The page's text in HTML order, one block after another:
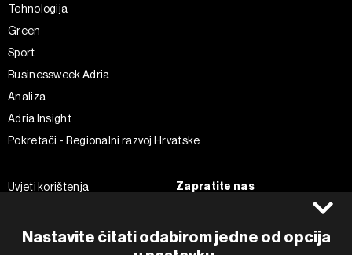
Nastavite čitati odabirom jedne od opcija
Tehnologija
Green
Sport
Businessweek Adria
Analiza
Adria Insight
Pokretači - Regionalni razvoj Hrvatske
Uvjeti korištenja
Politika kolačića
Zapratite nas
Instagram